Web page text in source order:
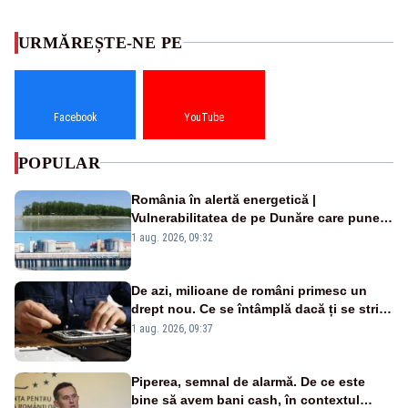
URMĂREȘTE-NE PE
Facebook YouTube
POPULAR
România în alertă energetică |
Vulnerabilitatea de pe Dunăre care pune
în pericol Centrala Cernavodă era
1 aug. 2026, 09:32
De azi, milioane de români primesc un
drept nou. Ce se întâmplă dacă ți se strică
un produs
1 aug. 2026, 09:37
Piperea, semnal de alarmă. De ce este
bine să avem bani cash, în contextul